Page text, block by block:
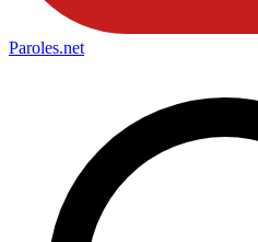
Paroles.net